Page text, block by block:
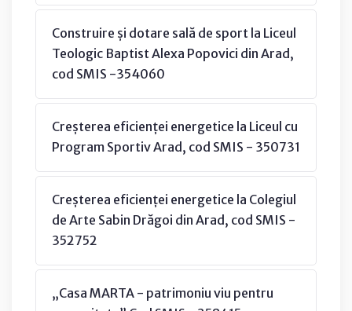
Construire și dotare sală de sport la Liceul
Teologic Baptist Alexa Popovici din Arad,
cod SMIS -354060
Creșterea eficienței energetice la Liceul cu
Program Sportiv Arad, cod SMIS - 350731
Creșterea eficienței energetice la Colegiul
de Arte Sabin Drăgoi din Arad, cod SMIS -
352752
„Casa MARTA - patrimoniu viu pentru